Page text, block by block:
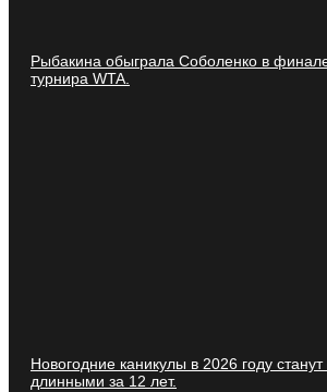
Рыбакина обыграла Соболенко в
турнира WTA.
Новогодние каникулы в 2026 году
длинными за 12 лет.